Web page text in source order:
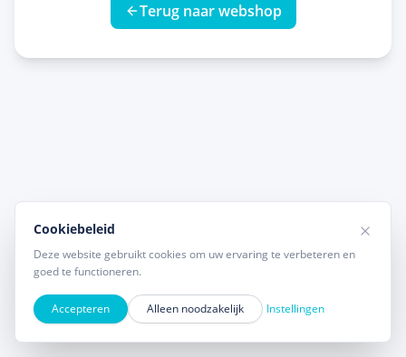
Terug naar webshop
Cookiebeleid
Deze website gebruikt cookies om uw ervaring te verbeteren en
goed te functioneren.
Accepteren Alleen noodzakelijk Instellingen